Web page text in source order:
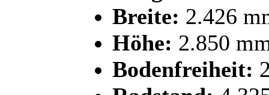
Breite: 2.426
Höhe: 2.850
Bodenfreiheit: